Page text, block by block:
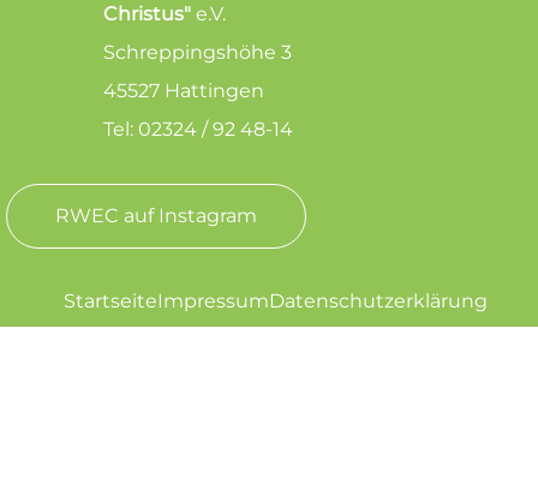
Christus"e.V.
Schreppingshöhe 3
45527 Hattingen
Tel: 02324 / 92 48-14
RWEC auf Instagram
StartseiteImpressumDatenschutzerklärung